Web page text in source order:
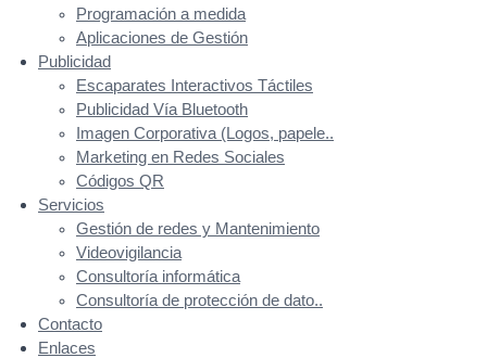
Programación a medida
Aplicaciones de Gestión
Publicidad
Escaparates Interactivos Táctiles
Publicidad Vía Bluetooth
Imagen Corporativa (Logos, papele..
Marketing en Redes Sociales
Códigos QR
Servicios
Gestión de redes y Mantenimiento
Videovigilancia
Consultoría informática
Consultoría de protección de dato..
Contacto
Enlaces